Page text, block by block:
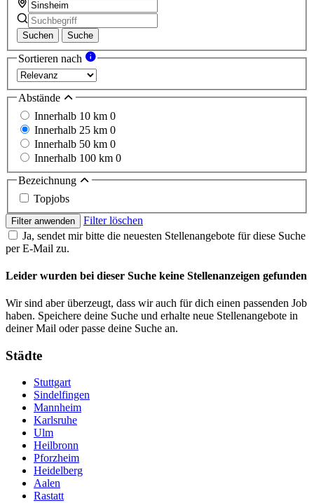
Suchen Suche
Sortieren nach
Abstände
Innerhalb 10 km 0
Innerhalb 25 km 0
Innerhalb 50 km 0
Innerhalb 100 km 0
Bezeichnung
Topjobs
Filter anwenden
Filter löschen
Ja, sendet mir bitte die neuesten Stellenangebote für diese Suche
per E-Mail zu.
Leider wurden bei dieser Suche keine Stellenanzeigen gefunden
Wir sind aber überzeugt, dass wir auch für dich einen passenden Job
haben. Speichere deine Suche und erhalte neue Stellenangebote in
deiner Mail oder passe deine Suche an.
Städte
Stuttgart
Sindelfingen
Mannheim
Karlsruhe
Ulm
Heilbronn
Pforzheim
Heidelberg
Aalen
Rastatt